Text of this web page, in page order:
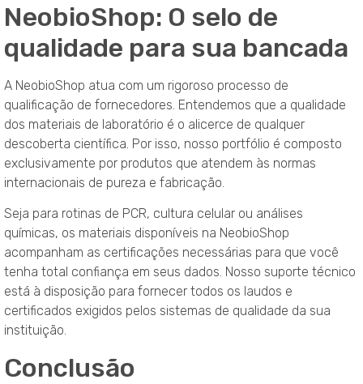
NeobioShop: O selo de
qualidade para sua bancada
A NeobioShop atua com um rigoroso processo de
qualificação de fornecedores. Entendemos que a qualidade
dos materiais de laboratório é o alicerce de qualquer
descoberta científica. Por isso, nosso portfólio é composto
exclusivamente por produtos que atendem às normas
internacionais de pureza e fabricação.
Seja para rotinas de PCR, cultura celular ou análises
químicas, os materiais disponíveis na NeobioShop
acompanham as certificações necessárias para que você
tenha total confiança em seus dados. Nosso suporte técnico
está à disposição para fornecer todos os laudos e
certificados exigidos pelos sistemas de qualidade da sua
instituição.
Conclusão